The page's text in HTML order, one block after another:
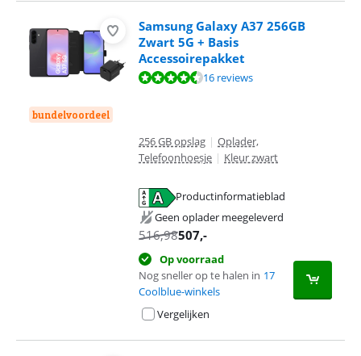
bundelvoordeel
Samsung Galaxy A37 256GB
Zwart 5G + Basis
Accessoirepakket
Beoordeling is 9,3 van de 10, gebaseerd op 16 reviews.
16 reviews
256 GB opslag | Oplader,
Telefoonhoesje | Kleur zwart
Productinformatieblad
Geen oplader meegeleverd
516,98507,-
Op voorraad
Nog sneller op te halen in 17
Coolblue-winkels
Vergelijken